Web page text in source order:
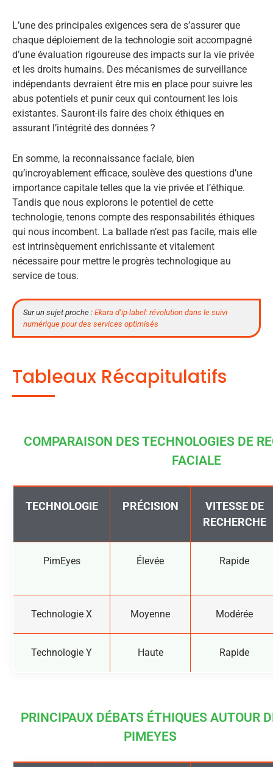
L’une des principales exigences sera de s’assurer que
chaque déploiement de la technologie soit accompagné
d’une évaluation rigoureuse des impacts sur la vie privée
et les droits humains. Des mécanismes de surveillance
indépendants devraient être mis en place pour suivre les
abus potentiels et punir ceux qui contournent les lois
existantes. Sauront-ils faire des choix éthiques en
assurant l’intégrité des données ?
En somme, la reconnaissance faciale, bien
qu’incroyablement efficace, soulève des questions d’une
importance capitale telles que la vie privée et l’éthique.
Tandis que nous explorons le potentiel de cette
technologie, tenons compte des responsabilités éthiques
qui nous incombent. La ballade n’est pas facile, mais elle
est intrinsèquement enrichissante et vitalement
nécessaire pour mettre le progrès technologique au
service de tous.
Sur un sujet proche : Ekara d’ip-label: révolution dans le suivi
numérique pour des services optimisés
Tableaux Récapitulatifs
COMPARAISON DES TECHNOLOGIES DE
FACIALE
TECHNOLOGIE PRÉCISION
VITESSE DE
RECHERCHE
PimEyes Élevée Rapide
Technologie X Moyenne Modérée
Technologie Y Haute Rapide
PRINCIPAUX DÉBATS ÉTHIQUES AUTOUR
PIMEYES